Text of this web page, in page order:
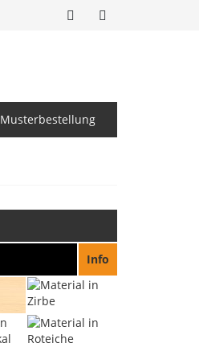
Musterbestellung
Info